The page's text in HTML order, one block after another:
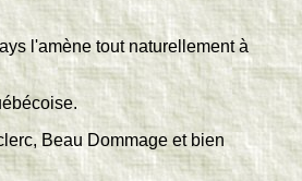
l'amène tout naturellement à
Beau Dommage et bien